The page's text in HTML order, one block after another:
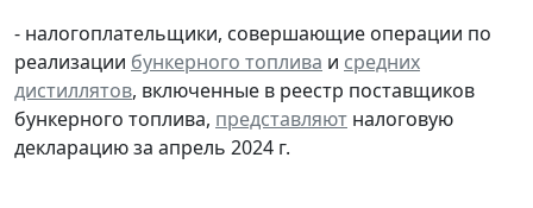
- налогоплательщики, совершающие операции по
реализации бункерного топлива и средних
дистиллятов, включенные в реестр поставщиков
бункерного топлива, представляют налоговую
декларацию за апрель 2024 г.